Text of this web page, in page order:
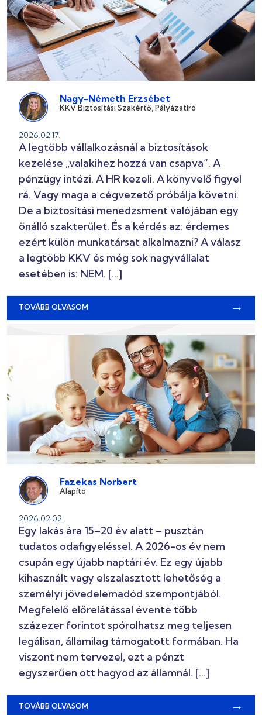
Nagy-Németh Erzsébet
KKV Biztosítási Szakértő, Pályázatíró
2026.02.17.
A legtöbb vállalkozásnál a biztosítások
kezelése „valakihez hozzá van csapva”. A
pénzügy intézi. A HR kezeli. A könyvelő figyel
rá. Vagy maga a cégvezető próbálja követni.
De a biztosítási menedzsment valójában egy
önálló szakterület. És a kérdés az: érdemes
ezért külön munkatársat alkalmazni? A válasz
a legtöbb KKV és még sok nagyvállalat
esetében is: NEM. […]
TOVÁBB OLVASOM →
Fazekas Norbert
Alapító
2026.02.02.
Egy lakás ára 15–20 év alatt – pusztán
tudatos odafigyeléssel. A 2026-os év nem
csupán egy újabb naptári év. Ez egy újabb
kihasznált vagy elszalasztott lehetőség a
személyi jövedelemadód szempontjából.
Megfelelő előrelátással évente több
százezer forintot spórolhatsz meg teljesen
legálisan, államilag támogatott formában. Ha
viszont nem tervezel, ezt a pénzt
egyszerűen ott hagyod az államnál. […]
TOVÁBB OLVASOM →